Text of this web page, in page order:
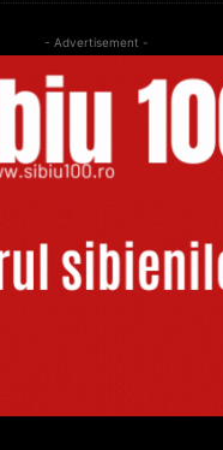
- Advertisement -